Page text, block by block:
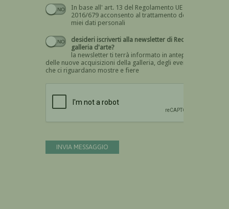
In base all' art. 13 del Regolamento UE n.
2016/679 acconsento al trattamento dei
miei dati personali
Devi dare il consenso
desideri iscriverti alla newsletter di Recta
galleria d'arte?
la newsletter ti terrà informato in anteprima
delle nuove acquisizioni della galleria, degli eventi
che ci riguardano mostre e fiere
INVIA MESSAGGIO